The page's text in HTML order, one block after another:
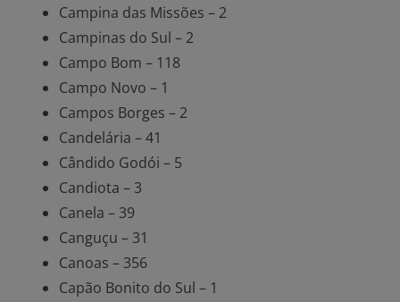
Campina das Missões – 2
Campinas do Sul – 2
Campo Bom – 118
Campo Novo – 1
Campos Borges – 2
Candelária – 41
Cândido Godói – 5
Candiota – 3
Canela – 39
Canguçu – 31
Canoas – 356
Capão Bonito do Sul – 1